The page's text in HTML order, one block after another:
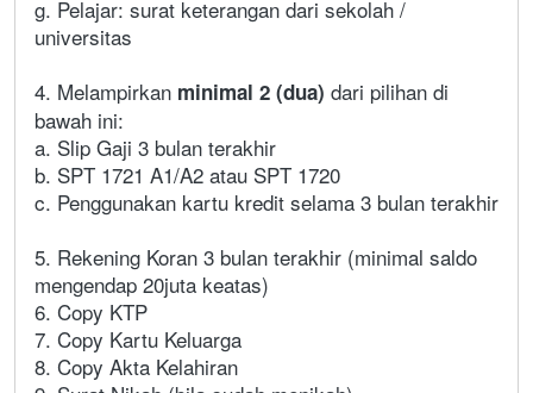
g. Pelajar: surat keterangan dari sekolah /
universitas
4. Melampirkan minimal 2 (dua) dari pilihan di
bawah ini:
a. Slip Gaji 3 bulan terakhir
b. SPT 1721 A1/A2 atau SPT 1720
c. Penggunakan kartu kredit selama 3 bulan terakhir
5. Rekening Koran 3 bulan terakhir (minimal saldo
mengendap 20juta keatas)
6. Copy KTP
7. Copy Kartu Keluarga
8. Copy Akta Kelahiran